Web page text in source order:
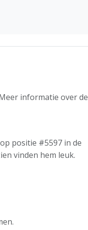
informatie over de
positie #5597 in de
vinden hem leuk.